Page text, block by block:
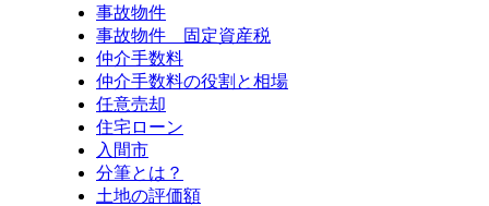
事故物件
事故物件 固定資産税
仲介手数料
仲介手数料の役割と相場
任意売却
住宅ローン
入間市
分筆とは？
土地の評価額